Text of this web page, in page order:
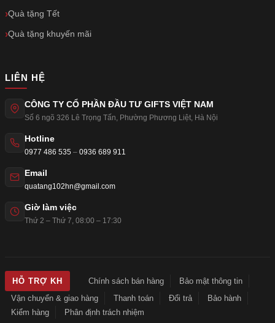
Quà tặng Tết
Quà tặng khuyến mãi
LIÊN HỆ
CÔNG TY CỔ PHẦN ĐẦU TƯ GIFTS VIỆT NAM
Số 6 ngõ 326 Lê Trọng Tấn, Phường Phương Liệt, Hà Nội
Hotline
0977 486 535 – 0936 689 911
Email
quatang102hn@gmail.com
Giờ làm việc
Thứ 2 – Thứ 7, 08:00 – 17:30
HỖ TRỢ KH Chính sách bán hàng
Bảo mật thông tin
Vận chuyển & giao hàng
Thanh toán Đổi trả
Bảo hành
Kiểm hàng
Phân định trách nhiệm